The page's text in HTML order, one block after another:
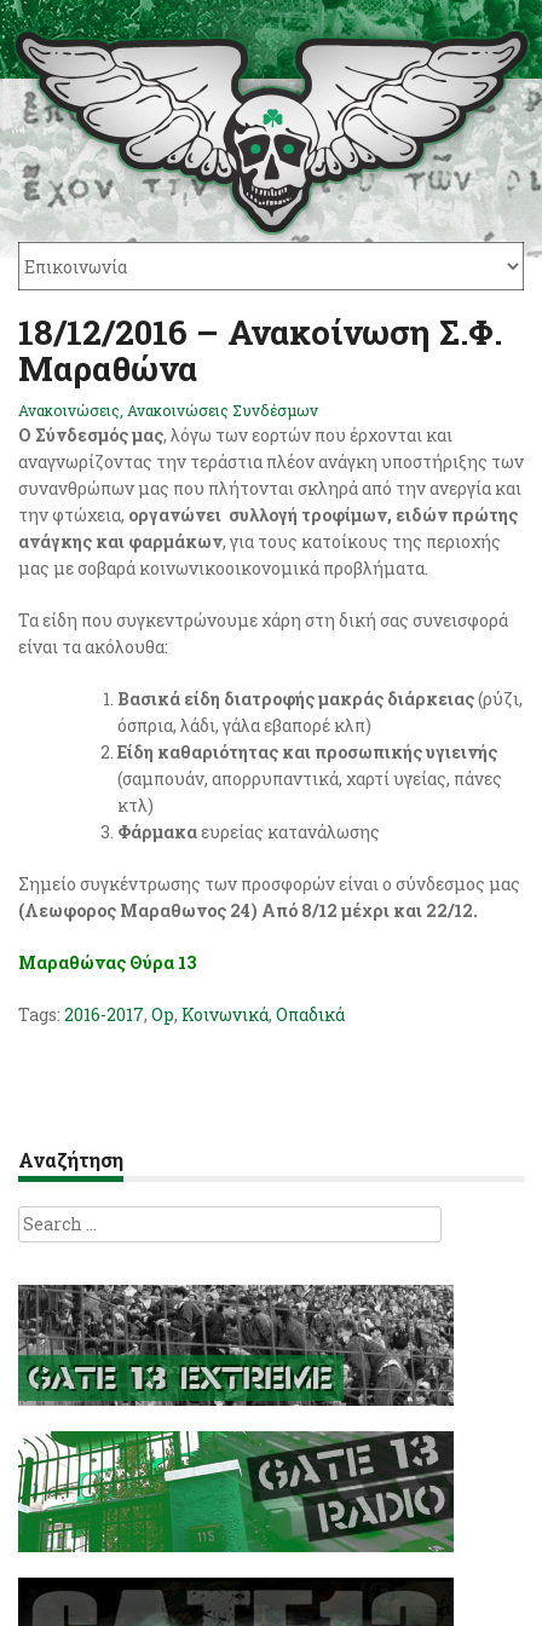
18/12/2016 – Ανακοίνωση Σ.Φ.
Μαραθώνα
Ανακοινώσεις Ανακοινώσεις Συνδέσμων
Ο Σύνδεσμός μας, λόγω των εορτών που έρχονται και
αναγνωρίζοντας την τεράστια πλέον ανάγκη υποστήριξης των
συνανθρώπων μας που πλήτονται σκληρά από την ανεργία και
την φτώχεια, οργανώνει συλλογή τροφίμων, ειδών πρώτης
ανάγκης και φαρμάκων, για τους κατοίκους της περιοχής
μας με σοβαρά κοινωνικοοικονομικά προβλήματα.
Τα είδη που συγκεντρώνουμε χάρη στη δική σας συνεισφορά
είναι τα ακόλουθα:
Βασικά είδη διατροφής μακράς διάρκειας(ρύζι,
όσπρια, λάδι, γάλα εβαπορέ κλπ)
Είδη καθαριότητας και προσωπικής υγιεινής
(σαμπουάν, απορρυπαντικά, χαρτί υγείας, πάνες
κτλ)
Φάρμακαευρείας κατανάλωσης
Σημείο συγκέντρωσης των προσφορών είναι ο σύνδεσμος μας
(Λεωφορος Μαραθωνος 24) Aπό 8/12 μέχρι και 22/12.
Μαραθώνας Θύρα 13
Tags: 2016-2017, Op, Κοινωνικά, Οπαδικά
Αναζήτηση
Search
for: